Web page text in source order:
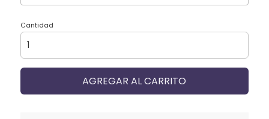
Cantidad
AGREGAR AL CARRITO